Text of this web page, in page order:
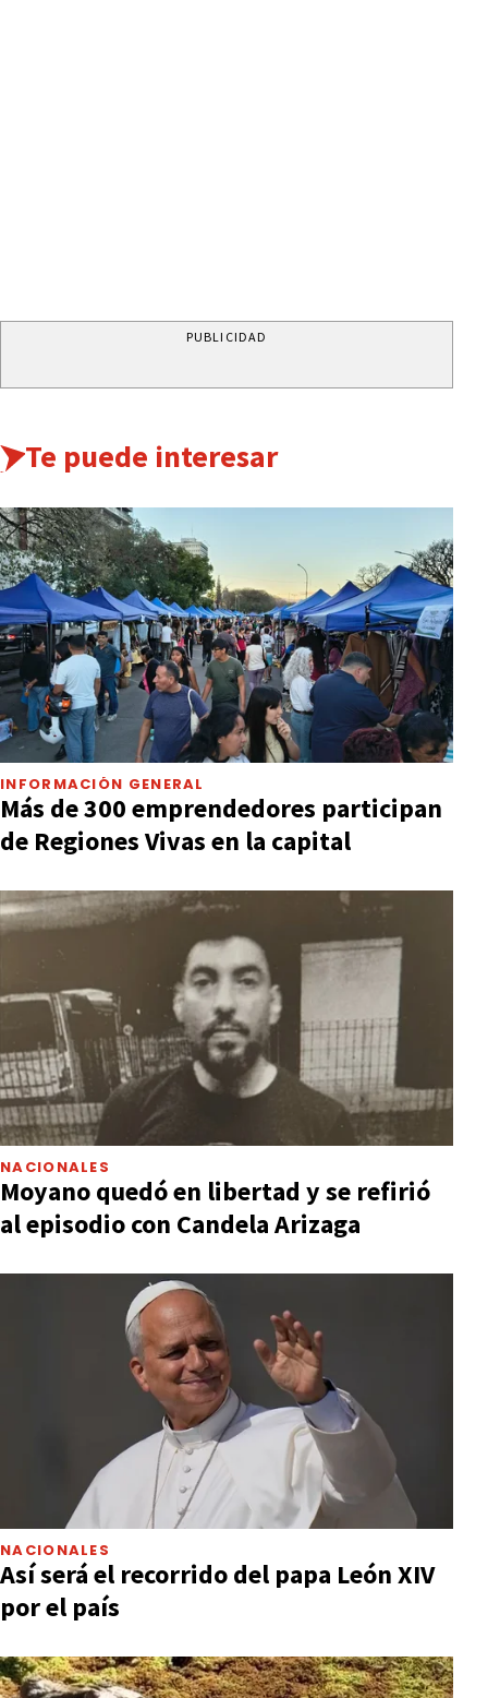
PUBLICIDAD
Te puede interesar
INFORMACIÓN GENERAL
Más de 300 emprendedores participan
de Regiones Vivas en la capital
NACIONALES
Moyano quedó en libertad y se refirió
al episodio con Candela Arizaga
NACIONALES
Así será el recorrido del papa León XIV
por el país